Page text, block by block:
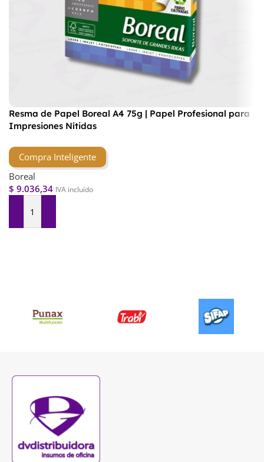
Resma de Papel Boreal A4 75g | Papel Profesional para
Impresiones Nítidas
Compra Inteligente
Boreal
$ 9.036,34 IVA incluído
Agregar Al Carrito